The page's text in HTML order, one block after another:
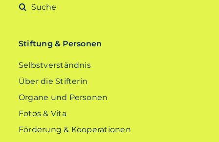
Suche
Stiftung & Personen
Selbstverständnis
Über die Stifterin
Organe und Personen
Fotos & Vita
Förderung & Kooperationen